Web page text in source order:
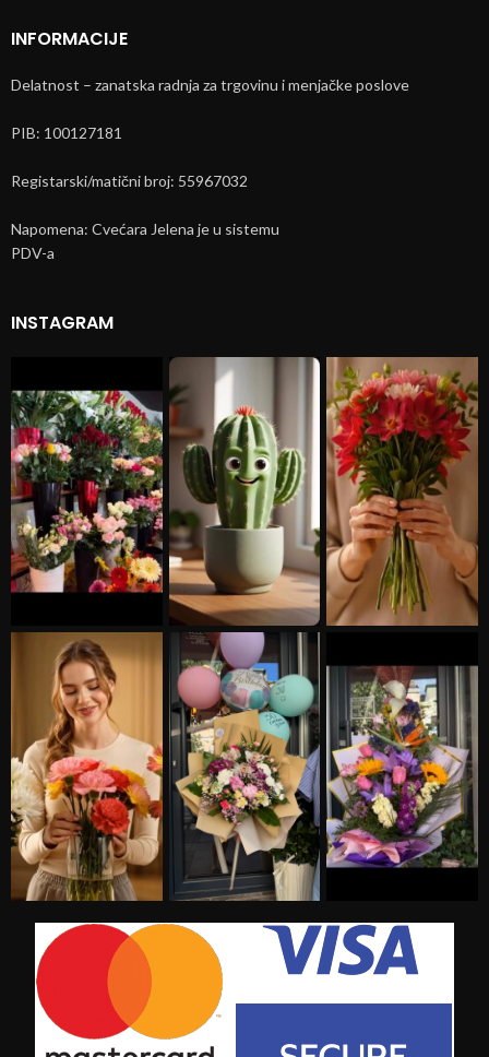
INFORMACIJE
Delatnost – zanatska radnja za trgovinu i menjačke poslove
PIB: 100127181
Registarski/matični broj: 55967032
Napomena: Cvećara Jelena je u sistemu
PDV-a
INSTAGRAM